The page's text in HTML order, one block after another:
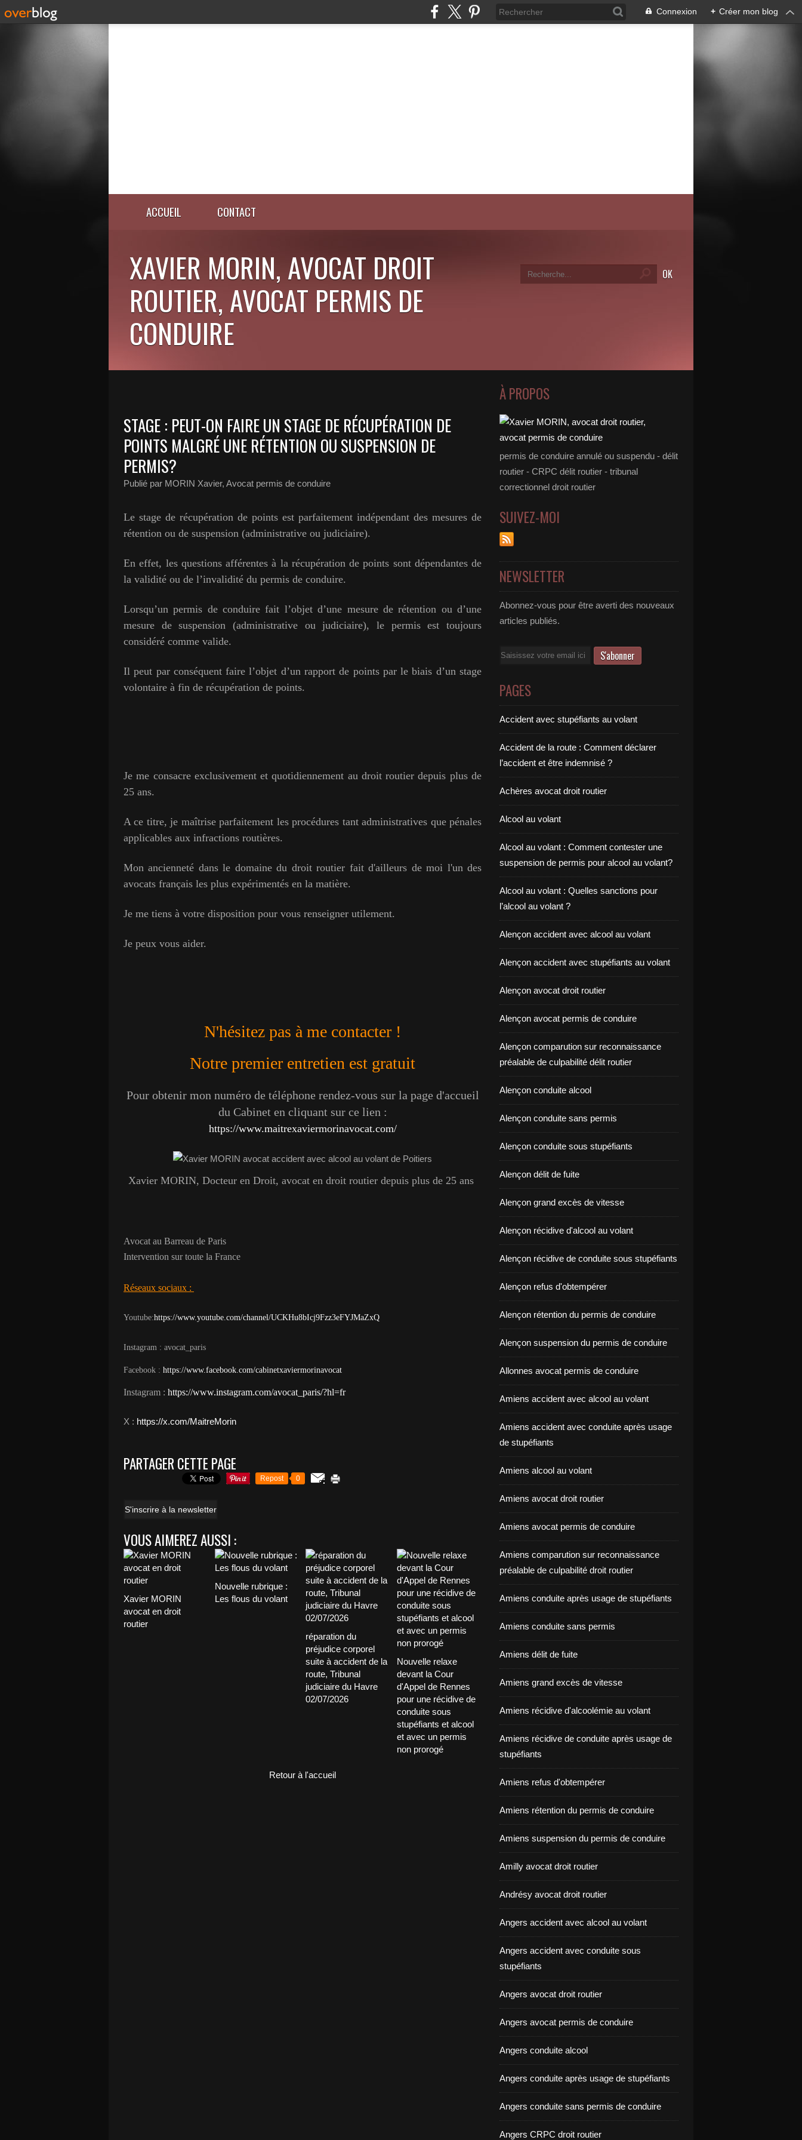
Connexion + Créer mon blog
ACCUEIL CONTACT
XAVIER MORIN, AVOCAT DROIT
ROUTIER, AVOCAT PERMIS DE
CONDUIRE
STAGE : PEUT-ON FAIRE UN STAGE DE RÉCUPÉRATION DE
POINTS MALGRÉ UNE RÉTENTION OU SUSPENSION DE
PERMIS?
Publié par MORIN Xavier, Avocat permis de conduire
Le stage de récupération de points est parfaitement indépendant des mesures de
rétention ou de suspension (administrative ou judiciaire).
En effet, les questions afférentes à la récupération de points sont dépendantes de
la validité ou de l’invalidité du permis de conduire.
Lorsqu’un permis de conduire fait l’objet d’une mesure de rétention ou d’une
mesure de suspension (administrative ou judiciaire), le permis est toujours
considéré comme valide.
Il peut par conséquent faire l’objet d’un rapport de points par le biais d’un stage
volontaire à fin de récupération de points.
Je me consacre exclusivement et quotidiennement au droit routier depuis plus de
25 ans.
A ce titre, je maîtrise parfaitement les procédures tant administratives que pénales
applicables aux infractions routières.
Mon ancienneté dans le domaine du droit routier fait d'ailleurs de moi l'un des
avocats français les plus expérimentés en la matière.
Je me tiens à votre disposition pour vous renseigner utilement.
Je peux vous aider.
N'hésitez pas à me contacter !
Notre premier entretien est gratuit
Pour obtenir mon numéro de téléphone rendez-vous sur la page d'accueil
du Cabinet en cliquant sur ce lien :
https://www.maitrexaviermorinavocat.com/
Xavier MORIN, Docteur en Droit, avocat en droit routier depuis plus de 25 ans
Avocat au Barreau de Paris
Intervention sur toute la France
Réseaux sociaux :
Youtube:https://www.youtube.com/channel/UCKHu8bIcj9Fzz3eFYJMaZxQ
Instagram : avocat_paris
Facebook : https://www.facebook.com/cabinetxaviermorinavocat
Instagram : https://www.instagram.com/avocat_paris/?hl=fr
​X : https://x.com/MaitreMorin
PARTAGER CETTE PAGE
Repost 0
S'inscrire à la newsletter
VOUS AIMEREZ AUSSI :
Xavier MORIN
avocat en droit
routier
Nouvelle rubrique :
Les flous du volant
réparation du
préjudice corporel
suite à accident de la
route, Tribunal
judiciaire du Havre
02/07/2026
Nouvelle relaxe
devant la Cour
d'Appel de Rennes
pour une récidive de
conduite sous
stupéfiants et alcool
et avec un permis
non prorogé
Retour à l'accueil
À PROPOS
permis de conduire annulé ou suspendu - délit
routier - CRPC délit routier - tribunal
correctionnel droit routier
SUIVEZ-MOI
NEWSLETTER
Abonnez-vous pour être averti des nouveaux
articles publiés.
Email
PAGES
Accident avec stupéfiants au volant
Accident de la route : Comment déclarer
l’accident et être indemnisé ?
Achères avocat droit routier
Alcool au volant
Alcool au volant : Comment contester une
suspension de permis pour alcool au volant?
Alcool au volant : Quelles sanctions pour
l’alcool au volant ?
Alençon accident avec alcool au volant
Alençon accident avec stupéfiants au volant
Alençon avocat droit routier
Alençon avocat permis de conduire
Alençon comparution sur reconnaissance
préalable de culpabilité délit routier
Alençon conduite alcool
​​​​​​​Alençon conduite sans permis
Alençon conduite sous stupéfiants
Alençon délit de fuite
Alençon grand excès de vitesse
Alençon récidive d'alcool au volant
Alençon récidive de conduite sous stupéfiants
Alençon refus d'obtempérer
Alençon rétention du permis de conduire
Alençon suspension du permis de conduire
Allonnes avocat permis de conduire
Amiens accident avec alcool au volant
Amiens accident avec conduite après usage
de stupéfiants
Amiens alcool au volant
Amiens avocat droit routier
Amiens avocat permis de conduire
Amiens comparution sur reconnaissance
préalable de culpabilité droit routier
Amiens conduite après usage de stupéfiants
Amiens conduite sans permis
Amiens délit de fuite
Amiens grand excès de vitesse
Amiens récidive d'alcoolémie au volant
Amiens récidive de conduite après usage de
stupéfiants
Amiens refus d'obtempérer
Amiens rétention du permis de conduire
Amiens suspension du permis de conduire
Amilly avocat droit routier
Andrésy avocat droit routier
Angers accident avec alcool au volant
Angers accident avec conduite sous
stupéfiants
Angers avocat droit routier
Angers avocat permis de conduire
Angers conduite alcool
Angers conduite après usage de stupéfiants
Angers conduite sans permis de conduire
Angers CRPC droit routier